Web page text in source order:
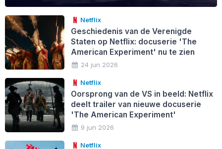
Netflix
Geschiedenis van de Verenigde
Staten op Netflix: docuserie 'The
American Experiment' nu te zien
24 jun 2026
Netflix
Oorsprong van de VS in beeld: Netflix
deelt trailer van nieuwe docuserie
'The American Experiment'
9 jun 2026
Netflix